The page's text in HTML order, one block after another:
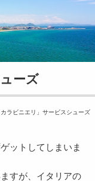
ーズ
ラビニエリ」サービスシューズ
ットしてしまいま
すが、イタリアの